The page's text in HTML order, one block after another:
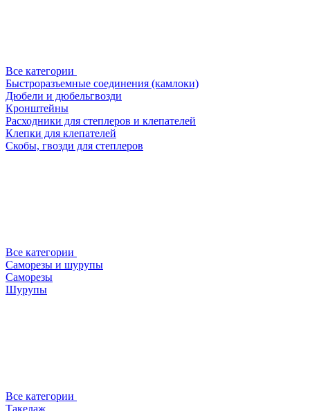
Все категории
Быстроразъемные соединения (камлоки)
Дюбели и дюбельгвозди
Кронштейны
Расходники для степлеров и клепателей
Клепки для клепателей
Скобы, гвозди для степлеров
Все категории
Саморезы и шурупы
Саморезы
Шурупы
Все категории
Такелаж